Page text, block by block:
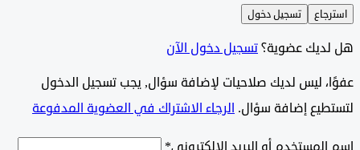
تسجيل دخول
عضوية؟تسجيل دخول الآن
ليس لديك صلاحيات لإضافة سؤال, يجب تسجيل الدخول
إضافة سؤال.الرجاء الاشتراك في العضوية المدفوعة